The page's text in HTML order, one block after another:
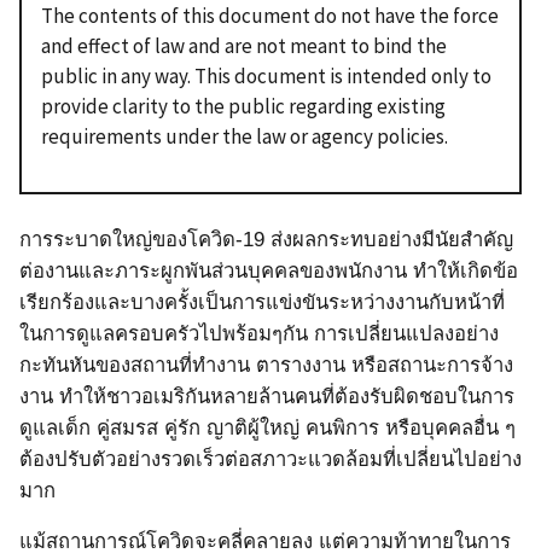
The contents of this document do not have the force
and effect of law and are not meant to bind the
public in any way. This document is intended only to
provide clarity to the public regarding existing
requirements under the law or agency policies.
การระบาดใหญ่ของโควิด-19 ส่งผลกระทบอย่างมีนัยสำคัญ
ต่องานและภาระผูกพันส่วนบุคคลของพนักงาน ทำให้เกิดข้อ
เรียกร้องและบางครั้งเป็นการแข่งขันระหว่างงานกับหน้าที่
ในการดูแลครอบครัวไปพร้อมๆกัน การเปลี่ยนแปลงอย่าง
กะทันหันของสถานที่ทำงาน ตารางงาน หรือสถานะการจ้าง
งาน ทำให้ชาวอเมริกันหลายล้านคนที่ต้องรับผิดชอบในการ
ดูแลเด็ก คู่สมรส คู่รัก ญาติผู้ใหญ่ คนพิการ หรือบุคคลอื่น ๆ
ต้องปรับตัวอย่างรวดเร็วต่อสภาวะแวดล้อมที่เปลี่ยนไปอย่าง
มาก
แม้สถานการณ์โควิดจะคลี่คลายลง แต่ความท้าทายในการ